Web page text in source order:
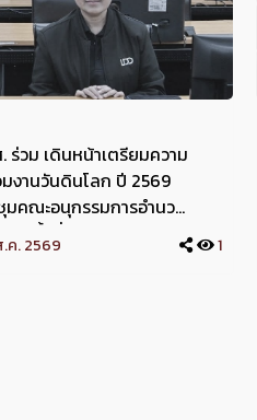
ร่วม เดินหน้าเตรียมความ
งานวันดินโลก ปี 2569
มคณะอนุกรรมการอำนว
ครั้งที่ 1/2569
ค. 2569 1